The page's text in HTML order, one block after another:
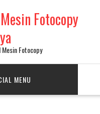
Fotocopy
Mesin Fotocopy
MENU